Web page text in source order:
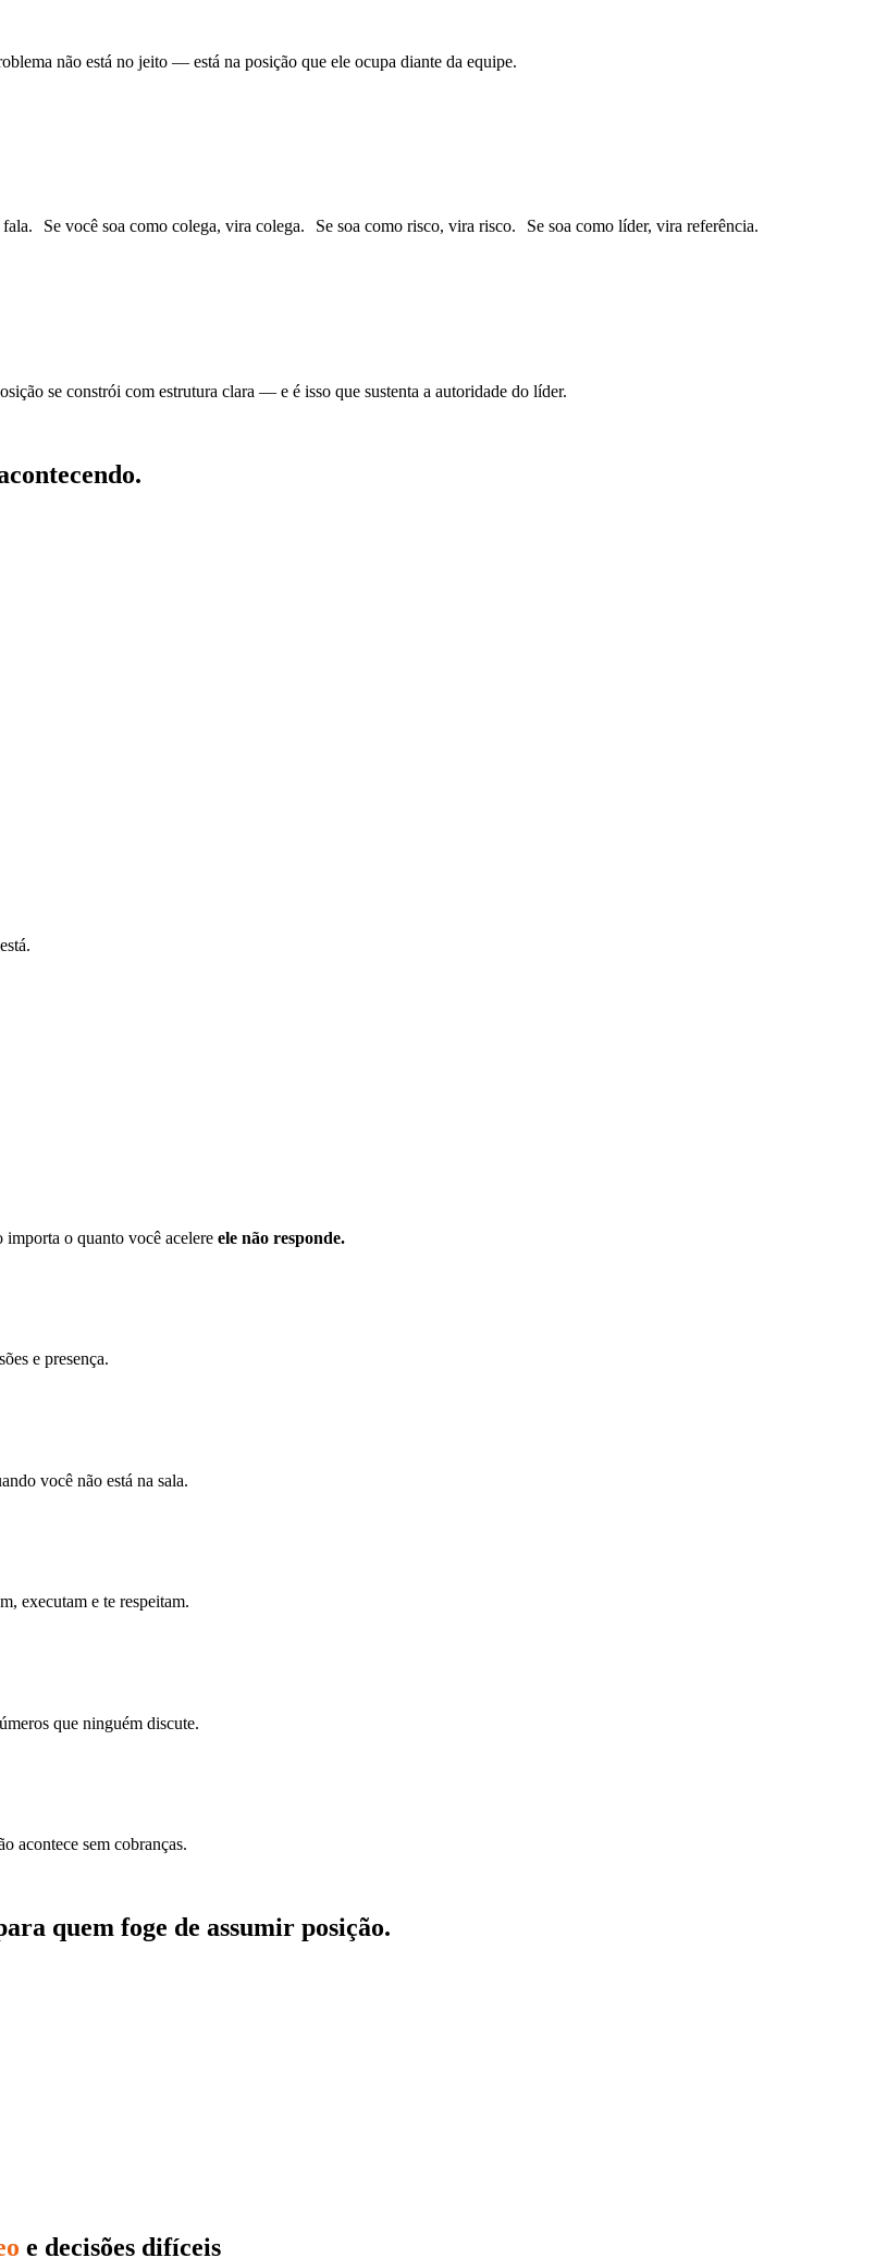
não está no jeito — está na posição que ele ocupa diante da equipe.
Se você soa como colega, vira colega. Se soa como risco, vira risco. Se soa como líder, vira referência.
se constrói com estrutura clara — e é isso que sustenta a autoridade do líder.
importa o quanto você acelere ele não responde.
e presença.
você não está na sala.
executam e te respeitam.
que ninguém discute.
acontece sem cobranças.
quem foge de assumir posição.
e decisões difíceis